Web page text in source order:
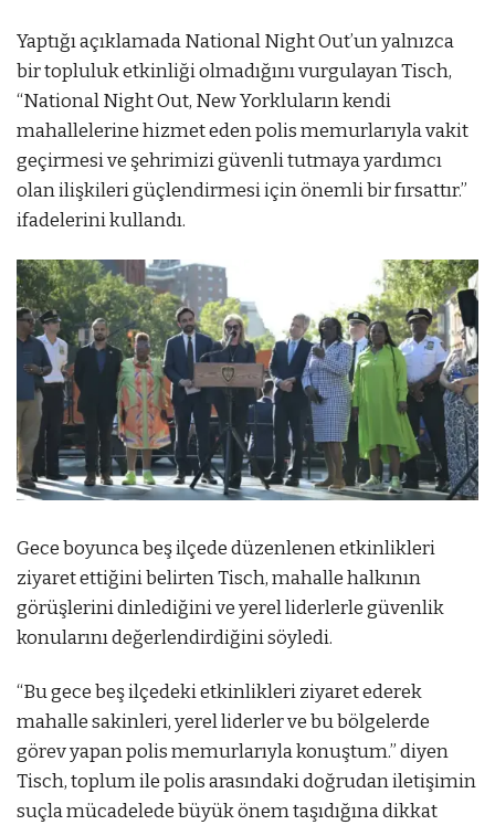
Yaptığı açıklamada National Night Out’un yalnızca
bir topluluk etkinliği olmadığını vurgulayan Tisch,
“National Night Out, New Yorkluların kendi
mahallelerine hizmet eden polis memurlarıyla vakit
geçirmesi ve şehrimizi güvenli tutmaya yardımcı
olan ilişkileri güçlendirmesi için önemli bir fırsattır.”
ifadelerini kullandı.
Gece boyunca beş ilçede düzenlenen etkinlikleri
ziyaret ettiğini belirten Tisch, mahalle halkının
görüşlerini dinlediğini ve yerel liderlerle güvenlik
konularını değerlendirdiğini söyledi.
“Bu gece beş ilçedeki etkinlikleri ziyaret ederek
mahalle sakinleri, yerel liderler ve bu bölgelerde
görev yapan polis memurlarıyla konuştum.” diyen
Tisch, toplum ile polis arasındaki doğrudan iletişimin
suçla mücadelede büyük önem taşıdığına dikkat